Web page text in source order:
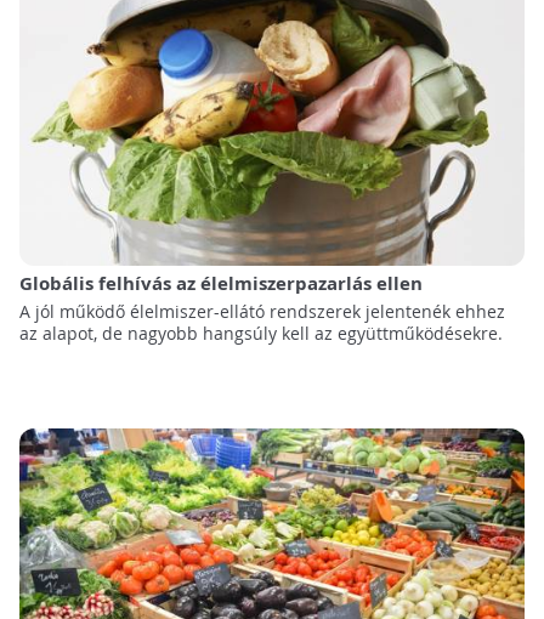
Globális felhívás az élelmiszerpazarlás ellen
A jól működő élelmiszer-ellátó rendszerek jelentenék ehhez
az alapot, de nagyobb hangsúly kell az együttműködésekre.